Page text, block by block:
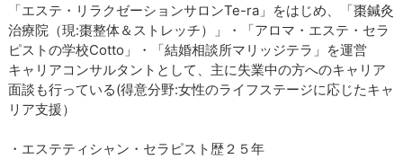
「エステ・リラクゼーションサロンTe-ra」をはじめ、「棗鍼灸
治療院（現:棗整体＆ストレッチ）」・「アロマ・エステ・セラ
ピストの学校Cotto」・「結婚相談所マリッジテラ」を運営
キャリアコンサルタントとして、主に失業中の方へのキャリア
面談も行っている(得意分野:女性のライフステージに応じたキャ
リア支援）
・エステティシャン・セラピスト歴２５年